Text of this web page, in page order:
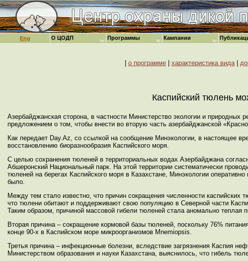
Eng
о программе характеристика вида|
Каспийский тюлень
Азербайджанская сторона, в частности Министерство экологии и
предложением о том, чтобы внести во вторую часть азербайджанской
Как передает Day.Az, со ссылкой на сообщение Минэкологии, в настоящее
восстановлению биоразнообразия Каспийского моря.
С целью сохранения тюленей в территориальных водах Азербайджана
Абшеронский Национальный парк. На этой территории систематически
тюленей на берегах Каспийского моря в Казахстане, Минэкологии
было.
Между тем стало известно, что причин сокращения численности каспийских
что тюлени обитают и поддерживают свою популяцию в Северной части
Таким образом, причиной массовой гибели тюленей стала аномально теплая
Вторая причина – сокращение кормовой базы тюленей, поскольку 76%
конце 90-х в Каспийском море микроорганизмов Mnemiopsis.
Третья причина – инфекционные болезни, вследствие загрязнения Каспия
Министерством образования и науки Казахстана, выяснилось, что гибель
О ЦОДП Программы Кампании